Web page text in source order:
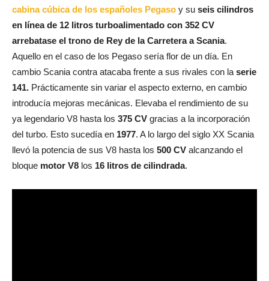
cabina cúbica de los españoles Pegaso y su seis cilindros
en línea de 12 litros turboalimentado con 352 CV
arrebatase el trono de Rey de la Carretera a Scania.
Aquello en el caso de los Pegaso sería flor de un día. En
cambio Scania contra atacaba frente a sus rivales con la serie
141. Prácticamente sin variar el aspecto externo, en cambio
introducía mejoras mecánicas. Elevaba el rendimiento de su
ya legendario V8 hasta los 375 CV gracias a la incorporación
del turbo. Esto sucedía en 1977. A lo largo del siglo XX Scania
llevó la potencia de sus V8 hasta los 500 CV alcanzando el
bloque motor V8 los 16 litros de cilindrada.